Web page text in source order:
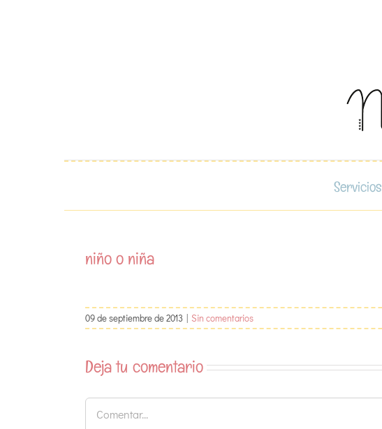
Servicios
niño o niña
09 de septiembre de 2013 | Sin comentarios
Deja tu comentario
Comentar